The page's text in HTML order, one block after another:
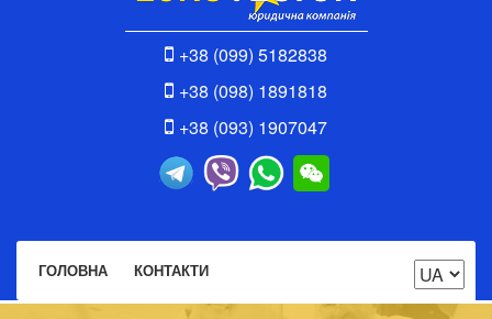
+38 (099) 5182838
+38 (098) 1891818
+38 (093) 1907047
ГОЛОВНА КОНТАКТИ